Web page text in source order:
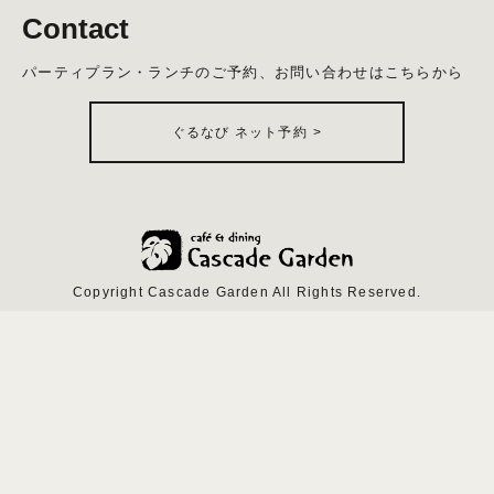
Contact
パーティプラン・ランチのご予約、お問い合わせはこちらから
ぐるなび ネット予約 >
Copyright Cascade Garden All Rights Reserved.